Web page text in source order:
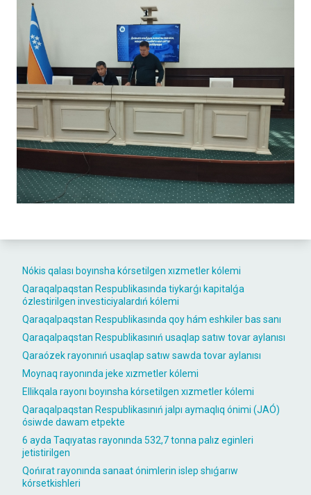
Nókis qalası boyınsha kórsetilgen xızmetler kólemi
Qaraqalpaqstan Respublikasında tiykarǵı kapitalǵa
ózlestirilgen investiciyalardıń kólemi
Qaraqalpaqstan Respublikasında qoy hám eshkiler bas sanı
Qaraqalpaqstan Respublikasınıń usaqlap satıw tovar aylanısı
Qaraózek rayonınıń usaqlap satıw sawda tovar aylanısı
Moynaq rayonında jeke xızmetler kólemi
Ellikqala rayonı boyınsha kórsetilgen xızmetler kólemi
Qaraqalpaqstan Respublikasınıń jalpı aymaqlıq ónimi (JAÓ)
ósiwde dawam etpekte
6 ayda Taqıyatas rayonında 532,7 tonna palız eginleri
jetistirilgen
Qońırat rayonında sanaat ónimlerin islep shıǵarıw
kórsetkishleri